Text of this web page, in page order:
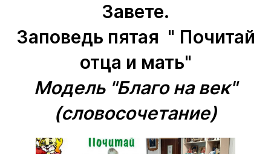
Завете.
Заповедь пятая " Почитай
отца и мать"
Модель "Благо на век"
(словосочетание)